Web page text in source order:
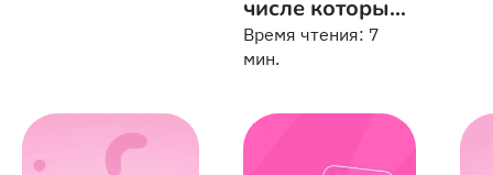
числе которых
вы сделаете
ошибку
Время чтения: 7
мин.